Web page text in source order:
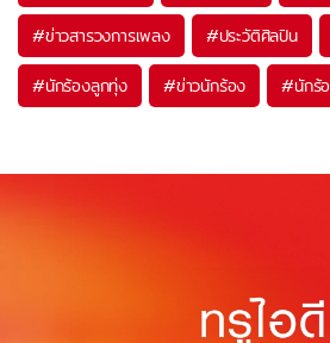
#ข่าวสารวงการเพลง #ประวัติศิลปิน
#นักร้องลูกทุ่ง #ข่าวนักร้อง #นักร้